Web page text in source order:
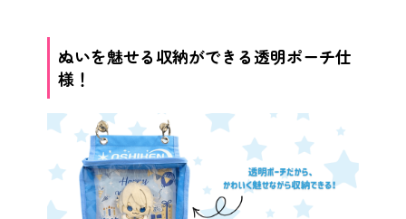
ぬいを魅せる収納ができる透明ポーチ仕
様！